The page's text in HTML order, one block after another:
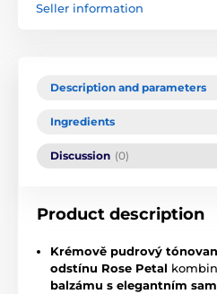
Seller information
Description and parameters
Ingredients
Discussion (0)
Product description
Krémově pudrový
odstínu Rose Petal
balzámu s elegantním